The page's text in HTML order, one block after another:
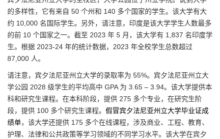
的多样性，它有来自 50 个州和 140 多个国家的学生。该大学有大
约 10,000 名国际学生。另外，请注意，印度是该大学学生人数最多
的前 10 个国家之一。截至 2023 年 5 月，该大学有 1,837 名印度学
生。根据 2023-24 年的统计数据，2023 年全校学生总数超过
87,000 人。
请注意，宾夕法尼亚州立大学的录取率为 55%。宾夕法尼亚州立大
学公园 2028 级学生的平均高中 GPA 为 3.65 – 3.94。该大学提供本
科和研究生课程。在本科阶段，提供 275 多个专业，在研究生阶
段，提供 100 多个研究生课程。 假冒宾夕法尼亚州立大学毕业证成
绩单，该大学还提供 175 多个在线课程，涉及商业、工程、教育、
护理、法律和公共政策等学习领域的不同学习水平。该大学在宾夕